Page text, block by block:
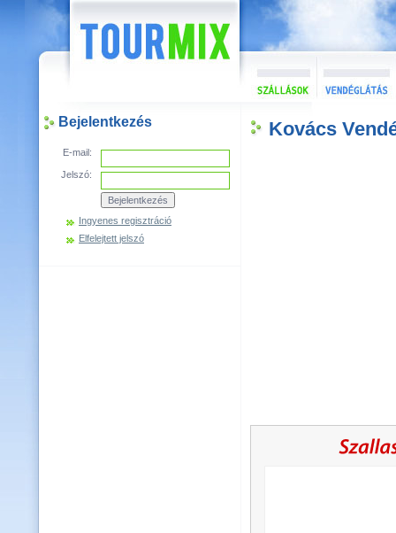
Bejelentkezés
E-mail:
Jelszó:
Ingyenes regisztráció
Elfelejtett jelszó
Kovács